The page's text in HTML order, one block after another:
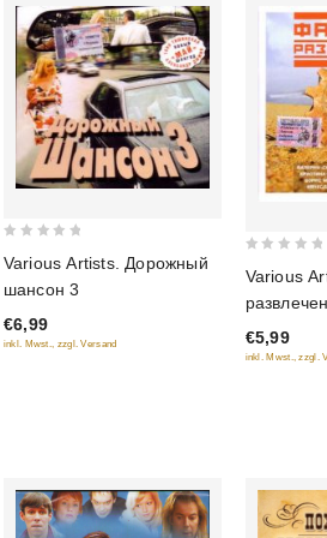
of
5
Various Artists. Дорожный
шансон 3
€6,99
inkl. Mwst., zzgl. Versand
of
5
Various
€5,99
inkl. Mwst., zzgl.